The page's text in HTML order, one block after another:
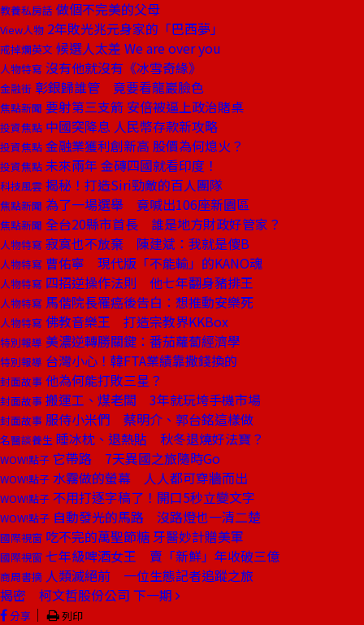
教養私房話 做個不完美的父母
View人物 2年敗光兆元身家的「巴西夢」
戒掉爛英文 候選人太差 We are over you
人物特寫 沒有他就沒有《冰雪奇緣》
金融街 彰銀歸誰管 竟要看龍巖臉色
焦點新聞 要射第三支箭 安倍被逼上政治賭桌
投資焦點 中國突降息 人民幣存款新攻略
投資焦點 金融業獲利創新高 股價為何熄火？
投資焦點 未來兩年 金磚四國就看印度！
科技風雲 揭秘！打造Siri勁敵的百人團隊
焦點新聞 為了一場選舉 竟喊出106座新園區
焦點新聞 全台20縣市首長 誰是地方財政好管家？
人物特寫 寂寞也不放棄 陳建斌：我就是傻B
人物特寫 曹佑寧 現代版「不能輸」的KANO魂
人物特寫 四招逆操作法則 他七年翻身豬排王
人物特寫 馬偕院長罹癌後告白：想推動安樂死
人物特寫 佛教音樂王 打造宗教界KKBox
特別報導 美濃逆轉勝關鍵：番茄蘿蔔經濟學
特別報導 台灣小心！韓FTA業績靠撒錢換的
封面故事 他為何能打敗三星？
封面故事 搬運工、煤老闆 3年就玩垮手機市場
封面故事 服侍小米們 蔡明介、郭台銘這樣做
名醫談養生 睡冰枕、退熱貼 秋冬退燒好法寶？
WOW!點子 它帶路 7天異國之旅隨時Go
WOW!點子 水霧做的螢幕 人人都可穿牆而出
WOW!點子 不用打逐字稿了！開口5秒立變文字
WOW!點子 自動發光的馬路 沒路燈也一清二楚
國際視窗 吃不完的萬聖節糖 牙醫妙計贈美軍
國際視窗 七年級啤酒女王 賣「新鮮」年收破三億
商周書摘 人類滅絕前 一位生態記者追蹤之旅
揭密 柯文哲股份公司 下一期
分享 ｜ 列印